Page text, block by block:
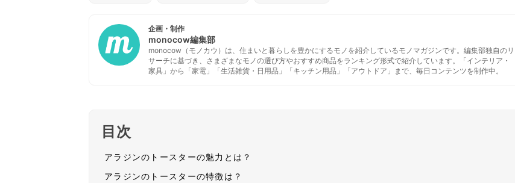
企画・制作
monocow編集部
monocow（モノカウ）は、住まいと暮らしを豊かにするモノを紹介しているモノマガジンです。編集部独自のリ
サーチに基づき、さまざまなモノの選び方やおすすめ商品をランキング形式で紹介しています。「インテリア・
家具」から「家電」「生活雑貨・日用品」「キッチン用品」「アウトドア」まで、毎日コンテンツを制作中。
目次
アラジンのトースターの魅力とは？
アラジンのトースターの特徴は？